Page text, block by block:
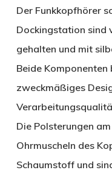
Der Funkkopfhörer
Dockingstation sind
gehalten und mit
Beide Komponenten
zweckmäßiges
Die Polsterungen
Ohrmuscheln des
Schaumstoff und